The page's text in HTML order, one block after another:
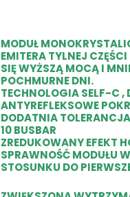
MODUŁ
EMITERA TYLNEJ
SIĘ WYŻSZĄ MOCĄ I
POCHMURNE DNI.
TECHNOLOGIA SELF-C ,
ANTYREFLEKSOWE
DODATNIA
10 BUSBAR
ZREDUKOWANY EFEKT
SPRAWNOŚĆ MODUŁU
STOSUNKU DO